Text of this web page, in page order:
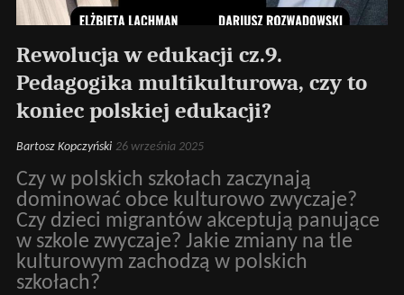
Rewolucja w edukacji cz.9.
Pedagogika multikulturowa, czy to
koniec polskiej edukacji?
Bartosz Kopczyński 26 września 2025
Czy w polskich szkołach zaczynają
dominować obce kulturowo zwyczaje?
Czy dzieci migrantów akceptują panujące
w szkole zwyczaje? Jakie zmiany na tle
kulturowym zachodzą w polskich
szkołach?